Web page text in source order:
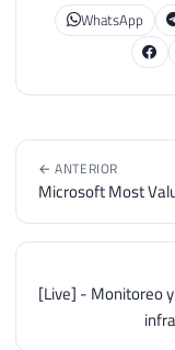
WhatsApp
← ANTERIOR
Microsoft Most
[Live] - Monitoreo